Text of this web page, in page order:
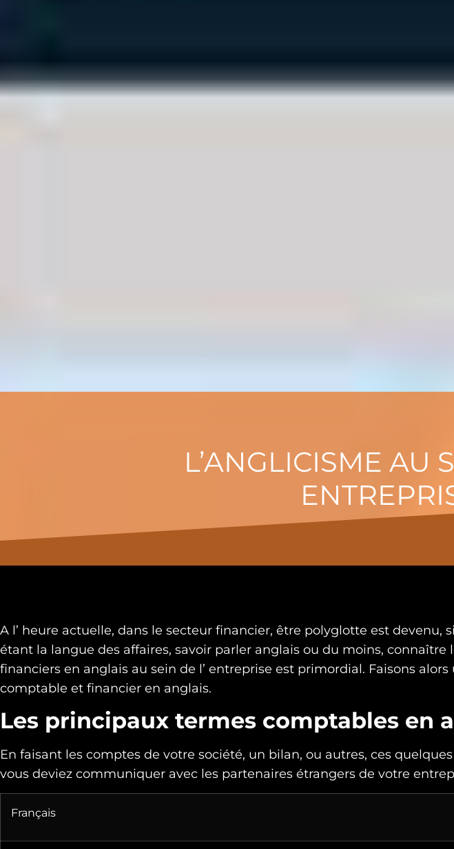
L’ANGLICISME AU
A l’ heure actuelle, dans le secteur financier, être polyglotte est devenu,
étant la langue des affaires, savoir parler anglais ou du moins,
financiers en anglais au sein de l’ entreprise est primordial. Faisons
comptable et financier en anglais.
Les principaux termes comptables en
En faisant les comptes de votre société, un bilan, ou autres, ces
vous deviez communiquer avec les partenaires étrangers de votre
Français